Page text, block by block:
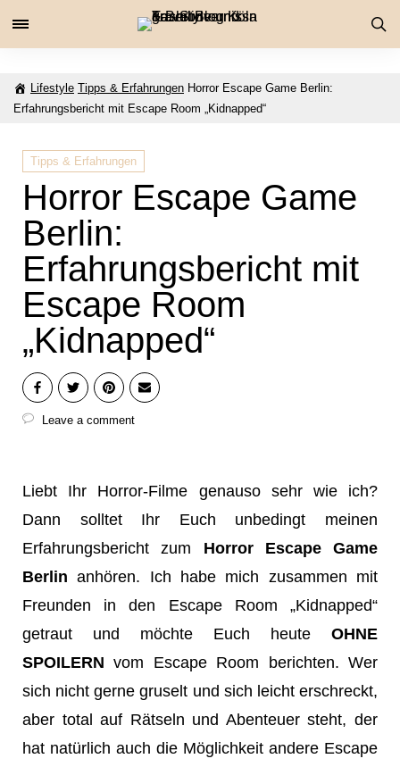
Lifestyle Tipps & Erfahrungen Horror Escape Game Berlin:
Erfahrungsbericht mit Escape Room „Kidnapped“
Tipps & Erfahrungen
Horror Escape Game
Berlin:
Erfahrungsbericht mit
Escape Room
„Kidnapped“
Leave a comment
Liebt Ihr Horror-Filme genauso sehr wie ich?
Dann solltet Ihr Euch unbedingt meinen
Erfahrungsbericht zum Horror Escape Game
Berlinanhören. Ich habe mich zusammen mit
Freunden in den Escape Room „Kidnapped“
getraut und möchte Euch heute OHNE
SPOILERN vom Escape Room berichten. Wer
sich nicht gerne gruselt und sich leicht erschreckt,
aber total auf Rätseln und Abenteuer steht, der
hat natürlich auch die Möglichkeit andere Escape